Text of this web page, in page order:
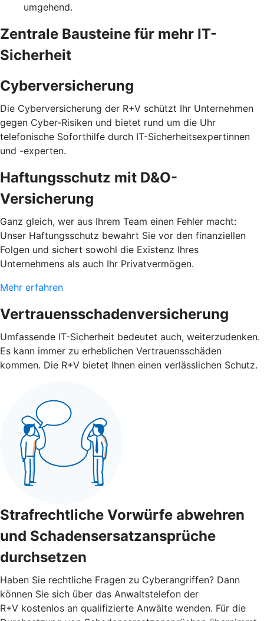
umgehend.
Zentrale Bausteine für mehr IT-
Sicherheit
Cyberversicherung
Die Cyberversicherung der R+V schützt Ihr Unternehmen
gegen Cyber-Risiken und bietet rund um die Uhr
telefonische Soforthilfe durch IT-Sicherheitsexpertinnen
und -experten.
Haftungsschutz mit D&O-
Versicherung
Ganz gleich, wer aus Ihrem Team einen Fehler macht:
Unser Haftungsschutz bewahrt Sie vor den finanziellen
Folgen und sichert sowohl die Existenz Ihres
Unternehmens als auch Ihr Privatvermögen.
Mehr erfahren
Vertrauensschadenversicherung
Umfassende IT-Sicherheit bedeutet auch, weiterzudenken.
Es kann immer zu erheblichen Vertrauensschäden
kommen. Die R+V bietet Ihnen einen verlässlichen Schutz.
Strafrechtliche Vorwürfe abwehren
und Schadensersatzansprüche
durchsetzen
Haben Sie rechtliche Fragen zu Cyberangriffen? Dann
können Sie sich über das Anwaltstelefon der
R+V kostenlos an qualifizierte Anwälte wenden. Für die